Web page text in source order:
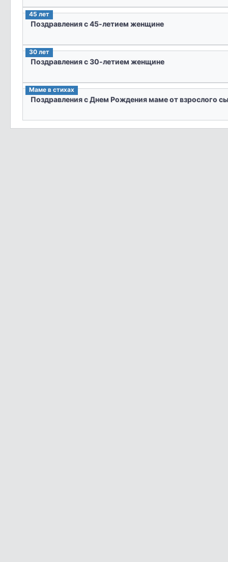
45 лет
Поздравления с 45-летием женщине
30 лет
Поздравления с 30-летием женщине
Маме в стихах
Поздравления с Днем Рождения маме от взрослого